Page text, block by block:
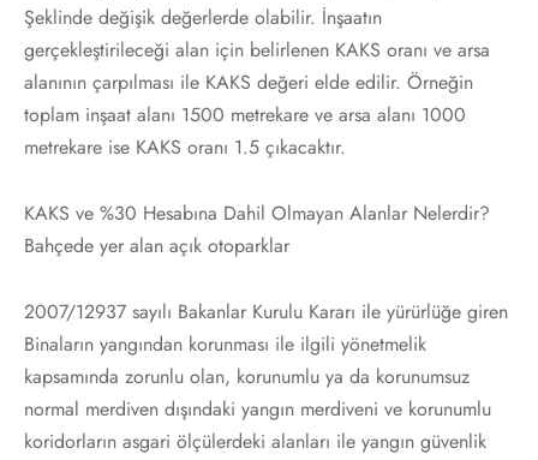
Şeklinde değişik değerlerde olabilir. İnşaatın
gerçekleştirileceği alan için belirlenen KAKS oranı ve arsa
alanının çarpılması ile KAKS değeri elde edilir. Örneğin
toplam inşaat alanı 1500 metrekare ve arsa alanı 1000
metrekare ise KAKS oranı 1.5 çıkacaktır.
KAKS ve %30 Hesabına Dahil Olmayan Alanlar Nelerdir?
Bahçede yer alan açık otoparklar
2007/12937 sayılı Bakanlar Kurulu Kararı ile yürürlüğe giren
Binaların yangından korunması ile ilgili yönetmelik
kapsamında zorunlu olan, korunumlu ya da korunumsuz
normal merdiven dışındaki yangın merdiveni ve korunumlu
koridorların asgari ölçülerdeki alanları ile yangın güvenlik